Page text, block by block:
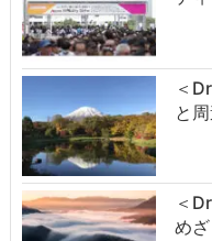
＜
と
＜
め